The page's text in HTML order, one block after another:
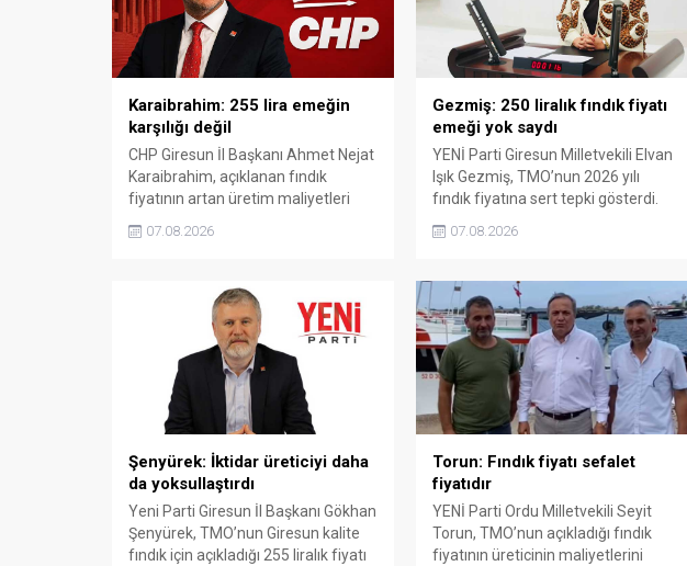
Karaibrahim: 255 lira emeğin
karşılığı değil
CHP Giresun İl Başkanı Ahmet Nejat
Karaibrahim, açıklanan fındık
fiyatının artan üretim maliyetleri
belirterek, üreticinin emeğinin
sürdürülebilir üretim için fiyat
politikasının yeniden
değerlendirilmesi gerektiğini
07.08.2026
Gezmiş: 250 liralık fındık fiyatı
emeği yok saydı
YENİ Parti Giresun Milletvekili Elvan
Işık Gezmiş, TMO’nun 2026 yılı
fındık fiyatına sert tepki gösterdi.
maliyetlerini karşılamadığını belirten
geldiğinde üretici de yok sayacaktır”
dedi.
07.08.2026
Şenyürek: İktidar üreticiyi daha
da yoksullaştırdı
Yeni Parti Giresun İl Başkanı Gökhan
Şenyürek, TMO’nun Giresun kalite
fındık için açıkladığı 255 liralık fiyatı
Torun: Fındık fiyatı sefalet
fiyatıdır
YENİ Parti Ordu Milletvekili Seyit
Torun, TMO’nun açıkladığı fındık
fiyatının üreticinin maliyetlerini